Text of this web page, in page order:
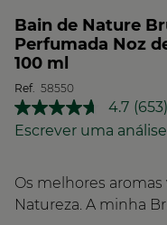
Bain de Nature
Perfumada Noz
100 ml
Ref. 58550
4.7 Leu
653
a
(653)
Escrever uma análise
Os melhores aromas
Natureza. A minha